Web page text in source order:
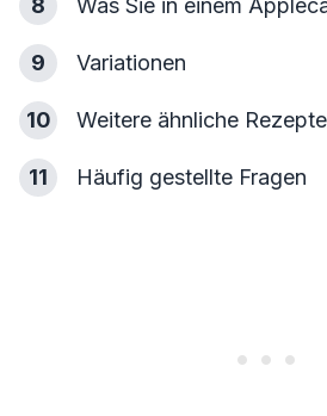
8 Was Sie in einem
9 Variationen
10 Weitere ähnliche Rezepte
11 Häufig gestellte Fragen